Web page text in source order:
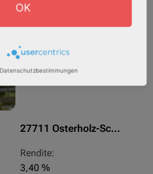
AfA Degressive 5,00 %
27711 Osterholz-Scharmbeck
Rendite:
3,40 %
OK
Datenschutzbestimmungen